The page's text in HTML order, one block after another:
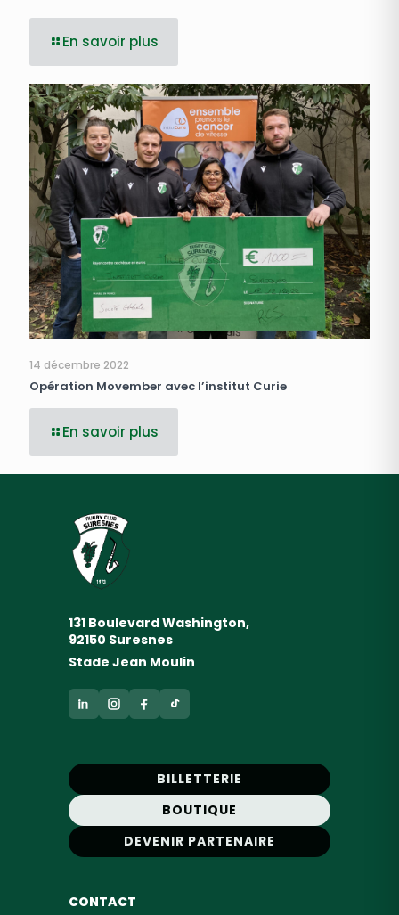
En savoir plus
14 décembre 2022
Opération Movember avec l’institut Curie
En savoir plus
131 Boulevard Washington,
92150 Suresnes
Stade Jean Moulin
BILLETTERIE
BOUTIQUE
DEVENIR PARTENAIRE
CONTACT